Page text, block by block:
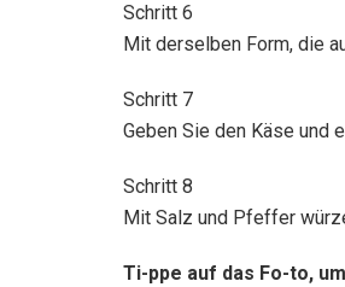
Schritt 6
Mit derselben Form, die
Schritt 7
Geben Sie den Käse und
Schritt 8
Mit Salz und Pfeffer
Ti-ppe auf das Fo-to,